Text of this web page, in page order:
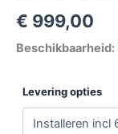
€ 999,00
Beschikbaarheid:
Levering opties